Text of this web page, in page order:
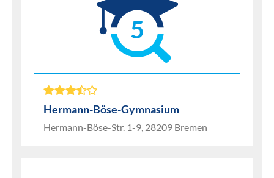
5
Hermann-Böse-Gymnasium
Hermann-Böse-Str. 1-9, 28209 Bremen